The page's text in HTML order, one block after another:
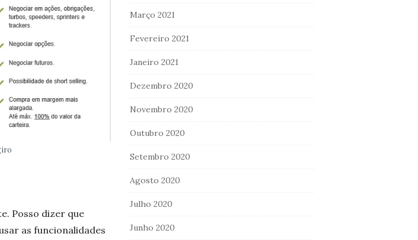
Posso dizer que
as funcionalidades
Março 2021
Fevereiro 2021
Janeiro 2021
Dezembro 2020
Novembro 2020
Outubro 2020
Setembro 2020
Agosto 2020
Julho 2020
Junho 2020